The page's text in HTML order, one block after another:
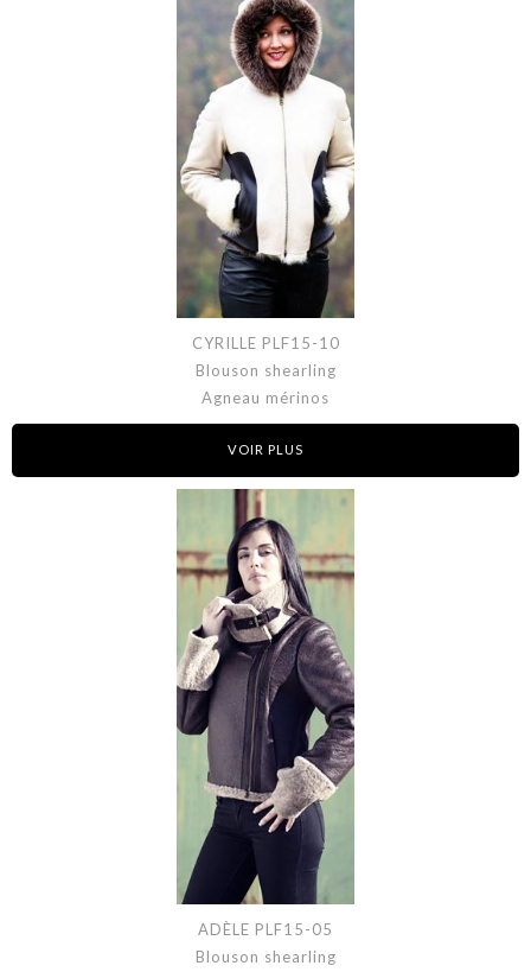
CYRILLE PLF15-10
Blouson shearling
Agneau mérinos
VOIR PLUS
ADÈLE PLF15-05
Blouson shearling